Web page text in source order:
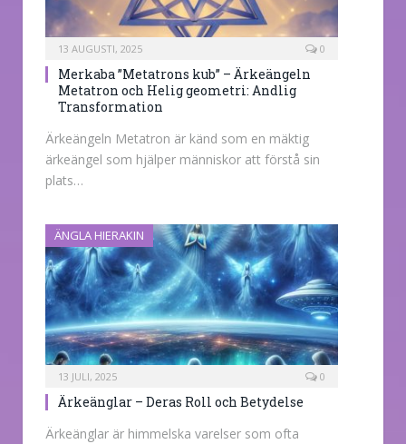
13 AUGUSTI, 2025 0
Merkaba ”Metatrons kub” – Ärkeängeln
Metatron och Helig geometri: Andlig
Transformation
Ärkeängeln Metatron är känd som en mäktig
ärkeängel som hjälper människor att förstå sin
plats…
ÄNGLA HIERAKIN
13 JULI, 2025 0
Ärkeänglar – Deras Roll och Betydelse
Ärkeänglar är himmelska varelser som ofta